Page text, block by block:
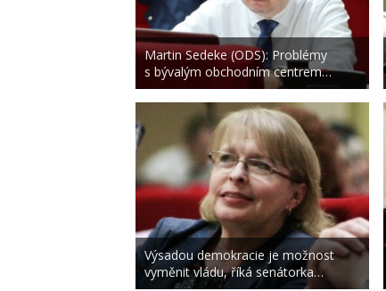
Martin Sedeke (ODS): Problémy
s bývalým obchodním centrem…
Výsadou demokracie je možnost
vyměnit vládu, říká senátorka…